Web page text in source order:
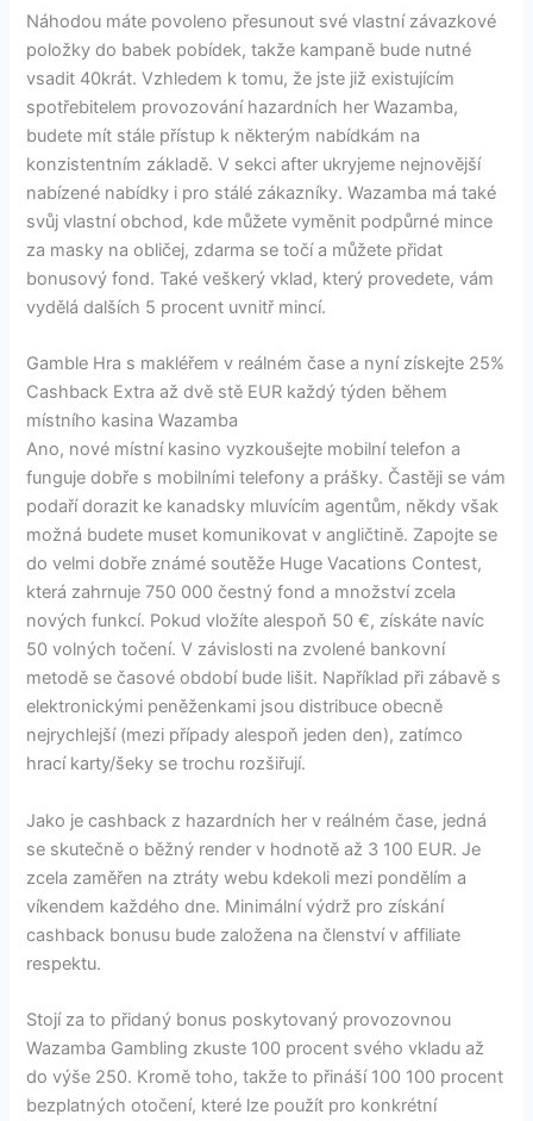
Náhodou máte povoleno přesunout své vlastní závazkové
položky do babek pobídek, takže kampaně bude nutné
vsadit 40krát. Vzhledem k tomu, že jste již existujícím
spotřebitelem provozování hazardních her Wazamba,
budete mít stále přístup k některým nabídkám na
konzistentním základě. V sekci after ukryjeme nejnovější
nabízené nabídky i pro stálé zákazníky. Wazamba má také
svůj vlastní obchod, kde můžete vyměnit podpůrné mince
za masky na obličej, zdarma se točí a můžete přidat
bonusový fond. Také veškerý vklad, který provedete, vám
vydělá dalších 5 procent uvnitř mincí.
Gamble Hra s makléřem v reálném čase a nyní získejte 25%
Cashback Extra až dvě stě EUR každý týden během
místního kasina Wazamba
Ano, nové místní kasino vyzkoušejte mobilní telefon a
funguje dobře s mobilními telefony a prášky. Častěji se vám
podaří dorazit ke kanadsky mluvícím agentům, někdy však
možná budete muset komunikovat v angličtině. Zapojte se
do velmi dobře známé soutěže Huge Vacations Contest,
která zahrnuje 750 000 čestný fond a množství zcela
nových funkcí. Pokud vložíte alespoň 50 €, získáte navíc
50 volných točení. V závislosti na zvolené bankovní
metodě se časové období bude lišit. Například při zábavě s
elektronickými peněženkami jsou distribuce obecně
nejrychlejší (mezi případy alespoň jeden den), zatímco
hrací karty/šeky se trochu rozšiřují.
Jako je cashback z hazardních her v reálném čase, jedná
se skutečně o běžný render v hodnotě až 3 100 EUR. Je
zcela zaměřen na ztráty webu kdekoli mezi pondělím a
víkendem každého dne. Minimální výdrž pro získání
cashback bonusu bude založena na členství v affiliate
respektu.
Stojí za to přidaný bonus poskytovaný provozovnou
Wazamba Gambling zkuste 100 procent svého vkladu až
do výše 250. Kromě toho, takže to přináší 100 100 procent
bezplatných otočení, které lze použít pro konkrétní